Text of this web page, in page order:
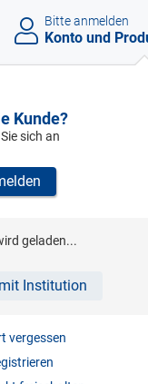
Bitte anmelden
Konto und
Kunde?
sich an
geladen...
Institution
vergessen
010222/0088-VI/7/
)